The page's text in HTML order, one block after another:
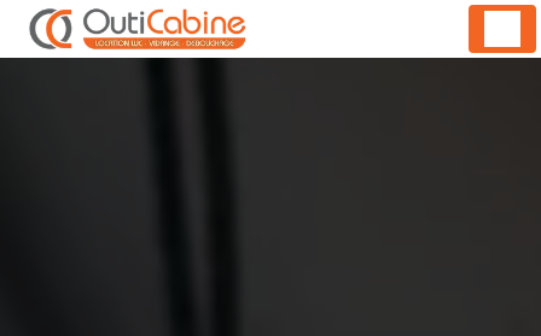
Panneau de gestion des cookies